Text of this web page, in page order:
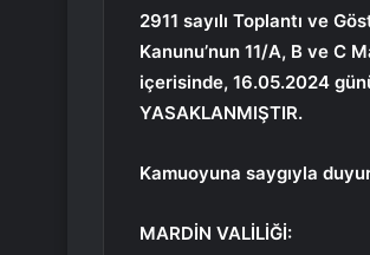
2911 sayılı Toplantı ve
Kanunu’nun 11/A, B ve C
içerisinde, 16.05.2024
YASAKLANMIŞTIR.
Kamuoyuna saygıyla
MARDİN VALİLİĞİ: